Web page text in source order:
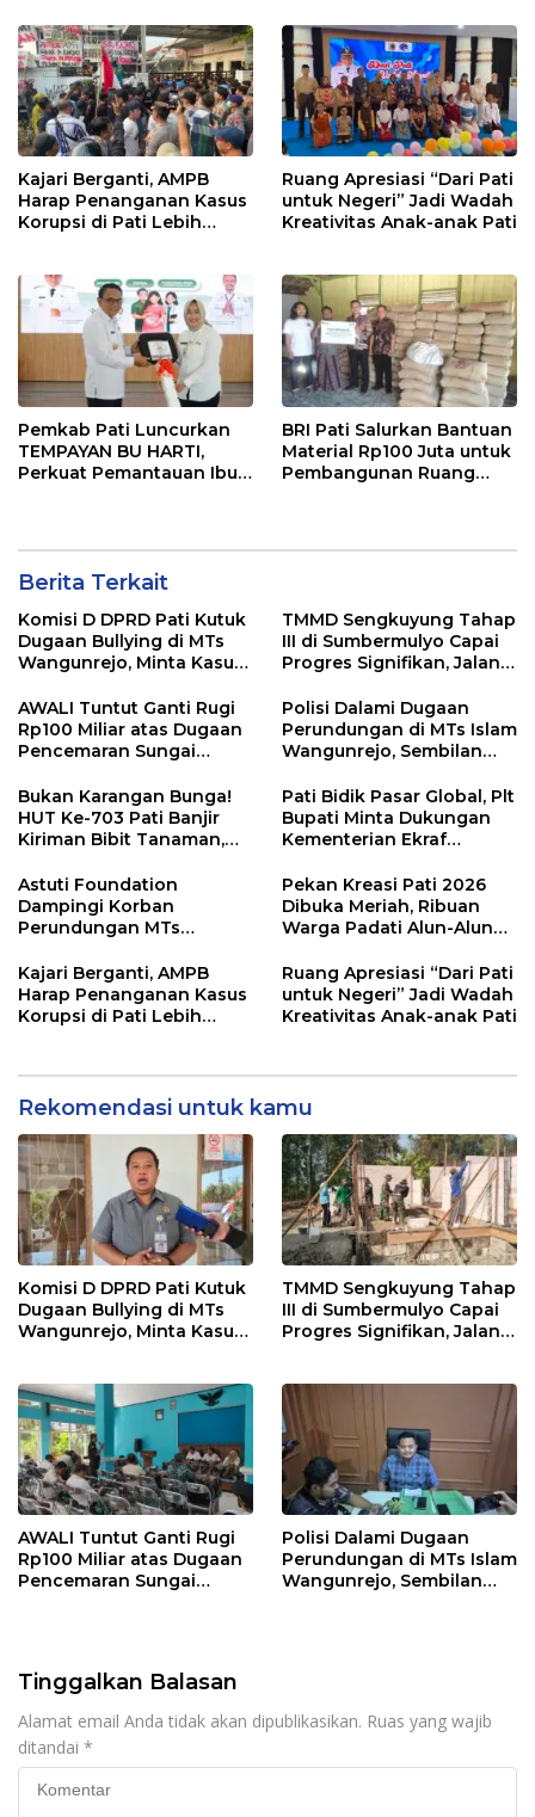
Sekolah Berbasis Agama
Kajari Berganti, AMPB
Harap Penanganan Kasus
Korupsi di Pati Lebih
Ruang Apresiasi “Dari Pati
untuk Negeri” Jadi Wadah
Kreativitas Anak-anak Pati
Pemkab Pati Luncurkan
TEMPAYAN BU HARTI,
Perkuat Pemantauan Ibu
BRI Pati Salurkan Bantuan
Material Rp100 Juta untuk
Pembangunan Ruang
Berita Terkait
Komisi D DPRD Pati Kutuk
Dugaan Bullying di MTs
Wangunrejo, Minta Kasus
TMMD Sengkuyung Tahap
III di Sumbermulyo Capai
Progres Signifikan, Jalan
Persen
AWALI Tuntut Ganti Rugi
Rp100 Miliar atas Dugaan
Pencemaran Sungai
Lanjuti
Polisi Dalami Dugaan
Perundungan di MTs Islam
Wangunrejo, Sembilan
Bukan Karangan Bunga!
HUT Ke-703 Pati Banjir
Kiriman Bibit Tanaman,
Ramah Lingkungan
Pati Bidik Pasar Global, Plt
Bupati Minta Dukungan
Kementerian Ekraf
Astuti Foundation
Dampingi Korban
Perundungan MTs
Sinergi Cegah Bullying di
Sekolah Berbasis Agama
Pekan Kreasi Pati 2026
Dibuka Meriah, Ribuan
Warga Padati Alun-Alun
UMKM
Kajari Berganti, AMPB
Harap Penanganan Kasus
Korupsi di Pati Lebih
Ruang Apresiasi “Dari Pati
untuk Negeri” Jadi Wadah
Kreativitas Anak-anak Pati
Rekomendasi untuk kamu
Komisi D DPRD Pati Kutuk
Dugaan Bullying di MTs
Wangunrejo, Minta Kasus
TMMD Sengkuyung Tahap
III di Sumbermulyo Capai
Progres Signifikan, Jalan
AWALI Tuntut Ganti Rugi
Rp100 Miliar atas Dugaan
Pencemaran Sungai
Polisi Dalami Dugaan
Perundungan di MTs Islam
Wangunrejo, Sembilan
Tinggalkan Balasan
Alamat email Anda tidak akan dipublikasikan. Ruas yang wajib
ditandai *